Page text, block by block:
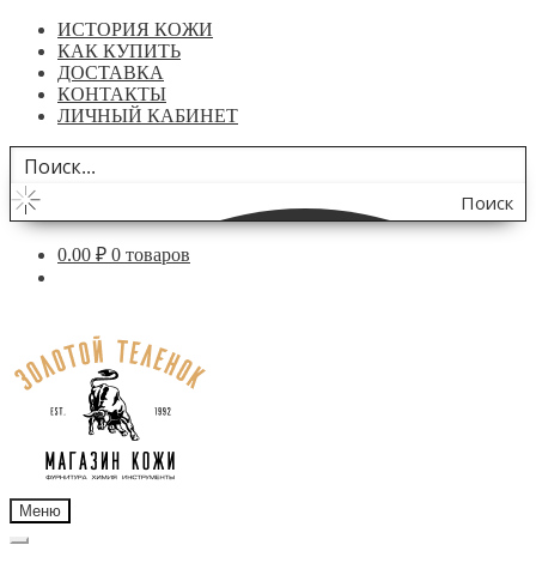
ИСТОРИЯ КОЖИ
КАК КУПИТЬ
ДОСТАВКА
КОНТАКТЫ
ЛИЧНЫЙ КАБИНЕТ
Поиск
по
0.00 ₽ 0 товаров
навигации
содержимому
Меню